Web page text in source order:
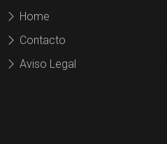
Home
Contacto
Aviso Legal